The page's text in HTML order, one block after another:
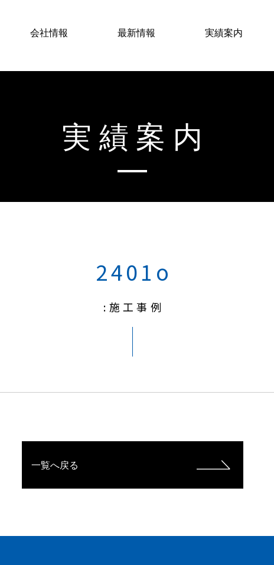
会社情報 最新情報 実績案内
実績案内
2401o
:施工事例
一覧へ戻る